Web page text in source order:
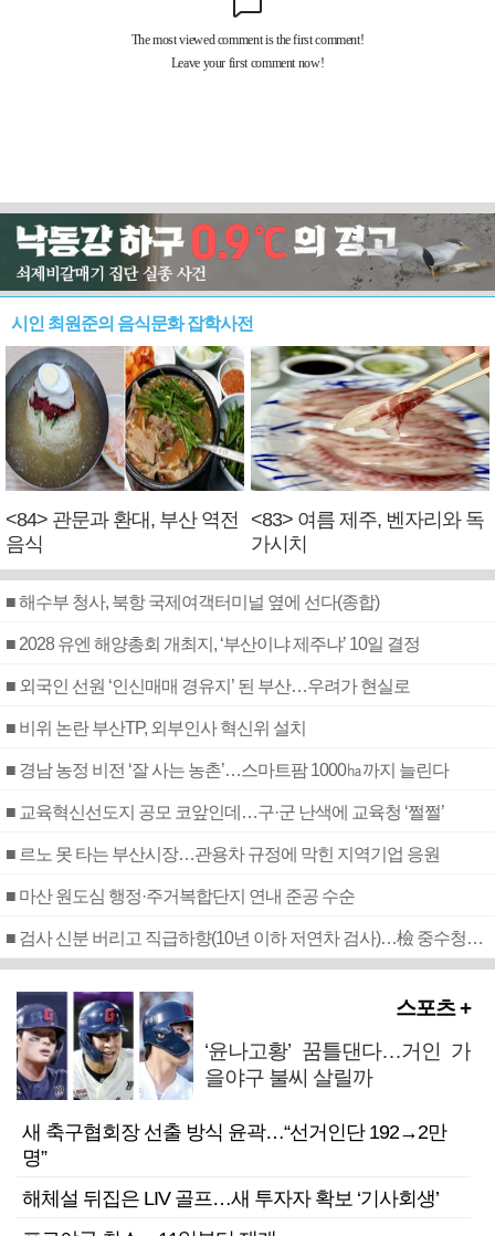
시인 최원준의 음식문화 잡학사전
<84> 관문과 환대, 부산 역전
음식
<83> 여름 제주, 벤자리와 독
가시치
■ 해수부 청사, 북항 국제여객터미널 옆에 선다(종합)
■ 2028 유엔 해양총회 개최지, ‘부산이냐 제주냐’ 10일 결정
■ 외국인 선원 ‘인신매매 경유지’ 된 부산…우려가 현실로
■ 비위 논란 부산TP, 외부인사 혁신위 설치
■ 경남 농정 비전 ‘잘 사는 농촌’…스마트팜 1000㏊까지 늘린다
■ 교육혁신선도지 공모 코앞인데…구·군 난색에 교육청 ‘쩔쩔’
■ 르노 못 타는 부산시장…관용차 규정에 막힌 지역기업 응원
■ 마산 원도심 행정·주거복합단지 연내 준공 수순
■ 검사 신분 버리고 직급하향(10년 이하 저연차 검사)…檢 중수청행 기피
스포츠 +
‘윤나고황’ 꿈틀댄다…거인 가
을야구 불씨 살릴까
새 축구협회장 선출 방식 윤곽…“선거인단 192→2만
명”
해체설 뒤집은 LIV 골프…새 투자자 확보 ‘기사회생’